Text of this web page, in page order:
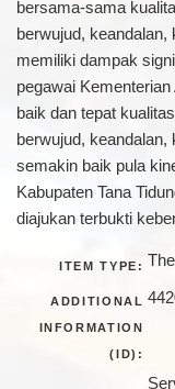
bersama-sama
berwujud, keandalan,
memiliki dampak
pegawai
baik dan tepat
berwujud, keandalan,
semakin baik pula
Kabupaten Tana
diajukan terbukti
ITEM TYPE:
ADDITIONAL
INFORMATION
(ID):